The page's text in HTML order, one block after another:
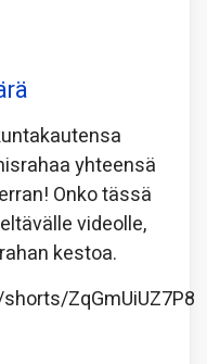
yhteensä
Onko tässä
videolle,
kestoa.
ZqGmUiUZ7P8